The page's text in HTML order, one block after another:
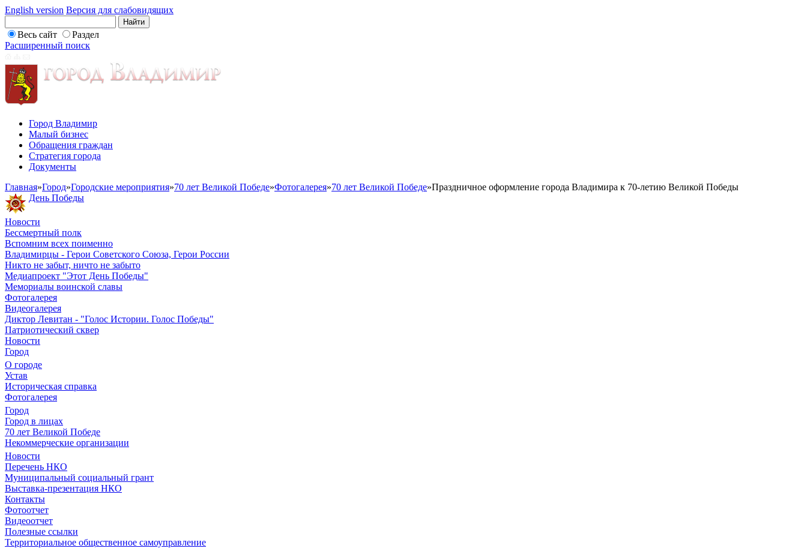
English version Версия для слабовидящих
Весь сайт
Раздел
Расширенный поиск
Город Владимир
Малый бизнес
Обращения граждан
Стратегия города
Документы
Главная»Город»Городские мероприятия»70 лет Великой Победе»Фотогалерея»70 лет Великой Победе»Праздничное оформление города Владимира к 70-летию Великой Победы
День Победы
Новости
Бессмертный полк
Вспомним всех поименно
Владимирцы - Герои Советского Союза, Герои России
Никто не забыт, ничто не забыто
Медиапроект "Этот День Победы"
Мемориалы воинской славы
Фотогалерея
Видеогалерея
Диктор Левитан - "Голос Истории. Голос Победы"
Патриотический сквер
Новости
Город
О городе
Устав
Историческая справка
Фотогалерея
Город
Город в лицах
70 лет Великой Победе
Некоммерческие организации
Новости
Перечень НКО
Муниципальный социальный грант
Выставка-презентация НКО
Контакты
Фотоотчет
Видеоотчет
Полезные ссылки
Территориальное общественное самоуправление